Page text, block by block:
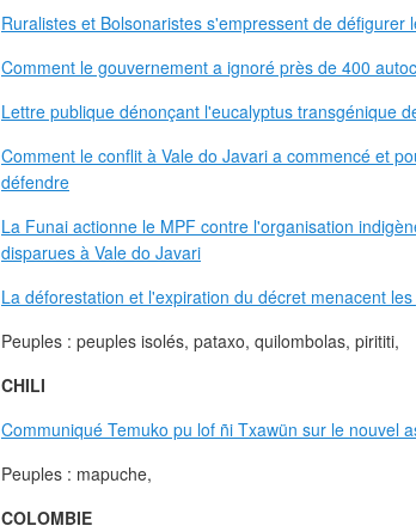
Ruralistes et Bolsonaristes s'empressent de
Comment le gouvernement a ignoré près de 400
Lettre publique dénonçant l'eucalyptus transgénique
Comment le conflit à Vale do Javari a commencé et
défendre
La Funai actionne le MPF contre l'organisation
disparues à Vale do Javari
La déforestation et l'expiration du décret menacent
Peuples : peuples isolés, pataxo, quilombolas, pirititi,
CHILI
Communiqué Temuko pu lof ñi Txawün sur le nouvel
Peuples : mapuche,
COLOMBIE